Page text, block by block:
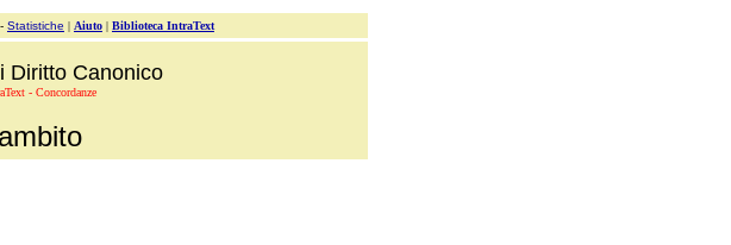
- Statistiche | Aiuto | Biblioteca IntraText
Diritto Canonico
- Concordanze
ambito